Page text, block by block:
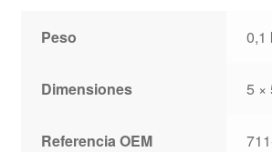
Peso 0,1
Dimensiones 5 ×
Referencia OEM